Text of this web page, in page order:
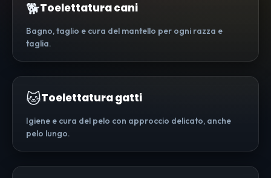
🐕Toelettatura cani
Bagno, taglio e cura del mantello per ogni razza e
taglia.
🐱Toelettatura gatti
Igiene e cura del pelo con approccio delicato, anche
pelo lungo.